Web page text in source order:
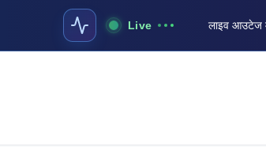
Live लाइव आउटेज